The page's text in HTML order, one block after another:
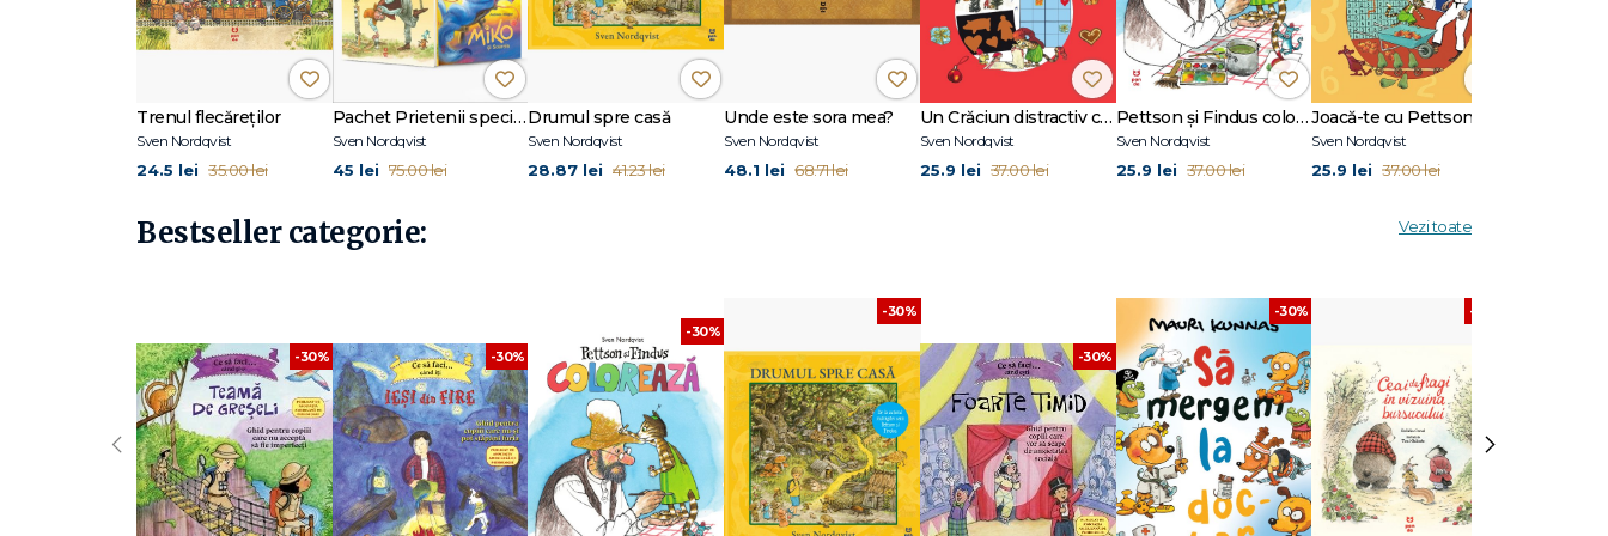
Trenul flecăreților
Sven Nordqvist
24.5 lei 35.00 lei
Pachet Prietenii speciale
Sven Nordqvist
45 lei 75.00 lei
Drumul spre casă
Sven Nordqvist
28.87 lei 41.23 lei
Unde este sora mea?
Sven Nordqvist
48.1 lei 68.71 lei
Un Crăciun distractiv cu Pettson și Findus
Sven Nordqvist
25.9 lei 37.00 lei
Pettson și Findus colorează
Sven Nordqvist
25.9 lei 37.00 lei
Sven Nordqvist
25.9 lei 37.00 lei
Bestseller categorie: Vezi toate
-30% -30%
-30%
-30%
-30%
-30% -30%
‹ ›